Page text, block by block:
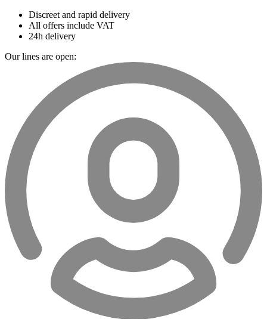
Discreet and rapid delivery
All offers include VAT
24h delivery
Our lines are open: